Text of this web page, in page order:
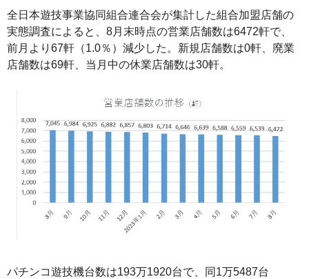
全日本遊技事業協同組合連合会が集計した組合加盟店舗の
実態調査によると、8月末時点の営業店舗数は6472軒で、
前月より67軒（1.0％）減少した。新規店舗数は0軒、廃業
店舗数は69軒、当月中の休業店舗数は30軒。
パチンコ遊技機台数は193万1920台で、同1万5487台